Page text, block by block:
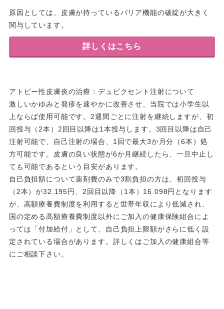
原因としては、皮膚が持っているバリア機能の破綻が大きく
関与しています。
詳しくはこちら
アトピー性皮膚炎の治療：デュピクセント注射について
激しいかゆみと発疹を速やかに改善させ、当院では小学生以
上ならば使用可能です。2週間ごとに注射を継続しますが、初
回投与（2本）2回目以降は1本投与します。3回目以降は自己
注射可能で、自己注射の場合、1回で最大3か月分（6本）処
方可能です。皮膚の良い状態が6か月継続したら、一旦中止し
ても可能であるという目安があります。
自己負担額について薬剤費のみで3割負担の方は、初回投与
（2本）が32.195円、2回目以降（1本）16.098円となります
が、高額療養費制度を利用すると世帯年収により低減され、
国の定める高額療養費制度以外にご加入の健康保険組合によ
っては「付加給付」として、自己負担上限額がさらに低く設
定されている場合があります。詳しくはご加入の健康組合等
にご相談下さい。